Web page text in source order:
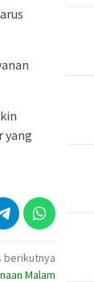
yang
berikutnya
Malam